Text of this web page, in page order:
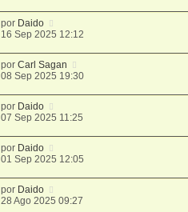
por Daido
16 Sep 2025 12:12
porCarl Sagan
08 Sep 2025 19:30
por Daido
07 Sep 2025 11:25
por Daido
01 Sep 2025 12:05
por Daido
28 Ago 2025 09:27